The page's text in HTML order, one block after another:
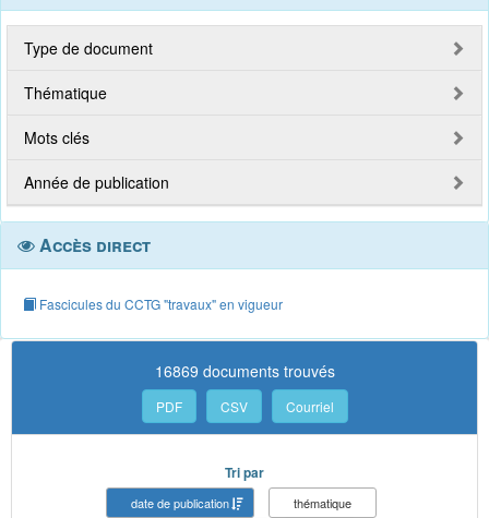
Type de document
Thématique
Mots clés
Année de publication
Accès direct
Fascicules du CCTG "travaux" en vigueur
16869 documents trouvés
PDF CSV Courriel
Tri par
date de publication
thématique